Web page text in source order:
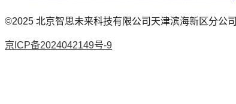
©2025 北京智思未来科技有限公司天津滨海新区分公司
京ICP备2024042149号-9